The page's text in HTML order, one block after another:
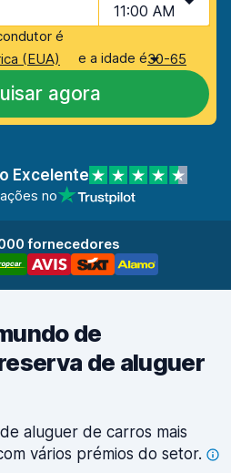
11:00 AM
é
(EUA)
e a idade é30-65
agora
Excelente
no
fornecedores
de
de aluguer
aluguer de carros mais
vários prémios do setor.